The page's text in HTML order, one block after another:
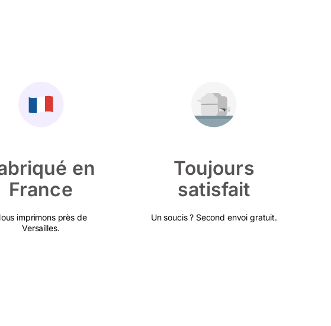
en
France
imprimons près de
Versailles.
Toujours
satisfait
Un soucis ? Second envoi gratuit.